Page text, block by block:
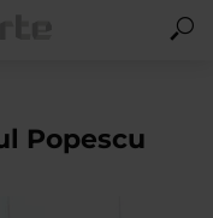
Popescu